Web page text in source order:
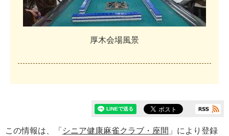
厚木会場風景
この情報は、「 シニア健康麻雀クラブ・座間 」により登録